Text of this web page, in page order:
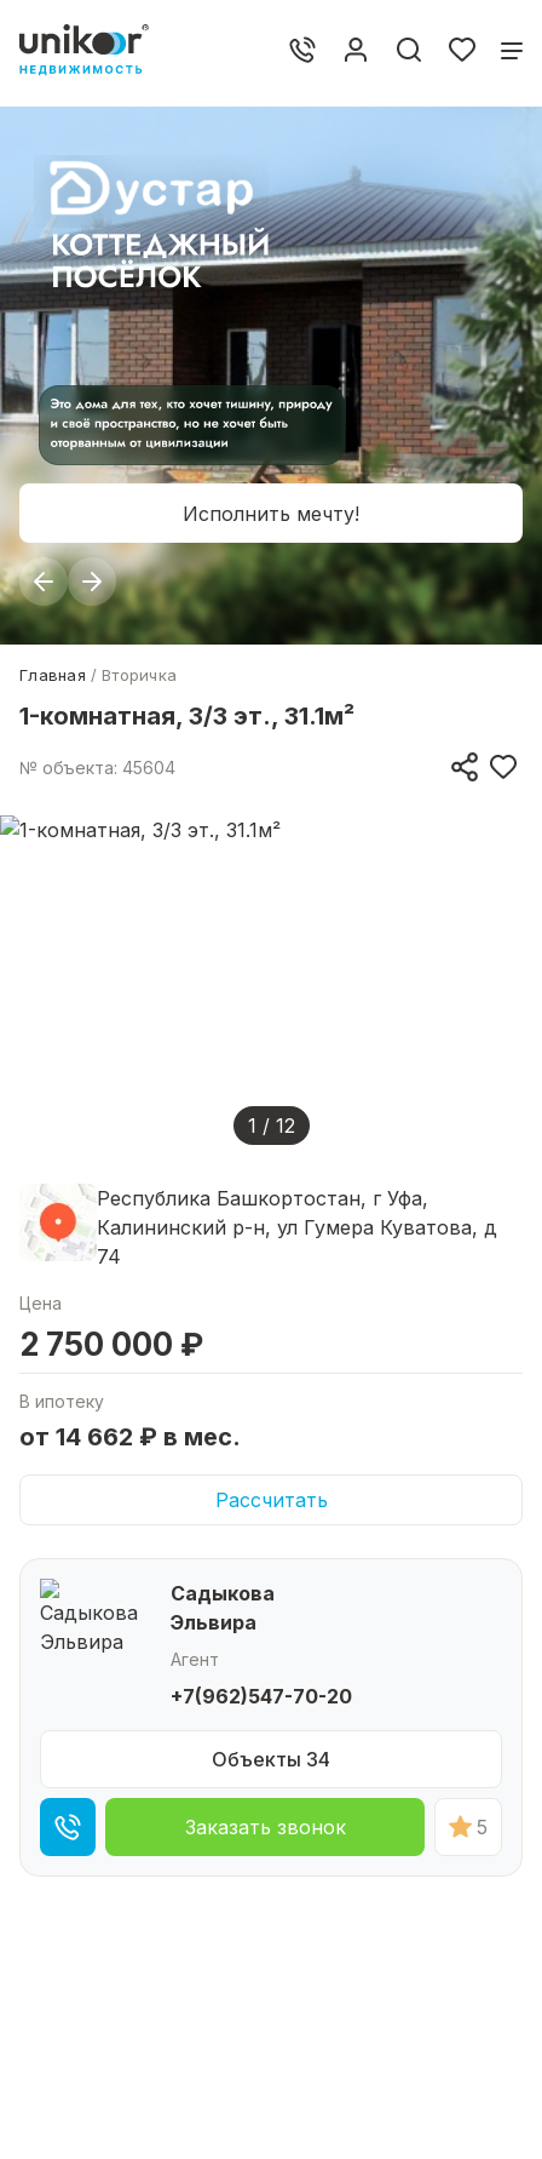
Исполнить мечту!
Главная Вторичка
1-комнатная, 3/3 эт., 31.1м²
№ объекта: 45604
1 / 12
Республика Башкортостан, г Уфа,
Калининский р-н, ул Гумера Куватова, д
74
Цена
2 750 000 ₽
В ипотеку
от 14 662 ₽ в мес.
Рассчитать
Садыкова
Эльвира
Агент
+7(962)547-70-20
Объекты 34
Заказать звонок 5